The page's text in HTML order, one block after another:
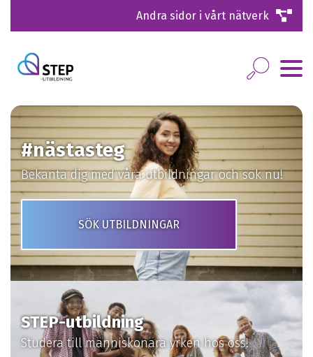
Andra sidor i vårt nätverk
#nästasteg
Bekanta dig med våra utbildningar och sök nu!
SÖK UTBILDNINGAR
STEP-utbildning
Studera till människonära yrken hos oss!